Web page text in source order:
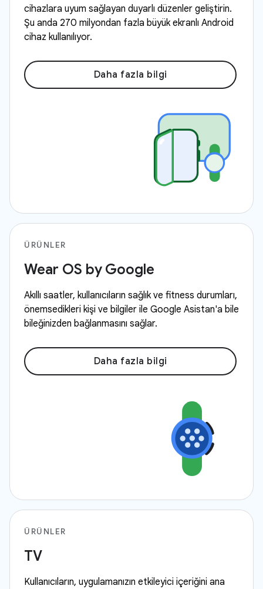
cihazlara uyum sağlayan duyarlı düzenler geliştirin.
Şu anda 270 milyondan fazla büyük ekranlı Android
cihaz kullanılıyor.
Daha fazla bilgi
ÜRÜNLER
Wear OS by Google
Akıllı saatler, kullanıcıların sağlık ve fitness durumları,
önemsedikleri kişi ve bilgiler ile Google Asistan'a bile
bileğinizden bağlanmasını sağlar.
Daha fazla bilgi
ÜRÜNLER
TV
Kullanıcıların, uygulamanızın etkileyici içeriğini ana